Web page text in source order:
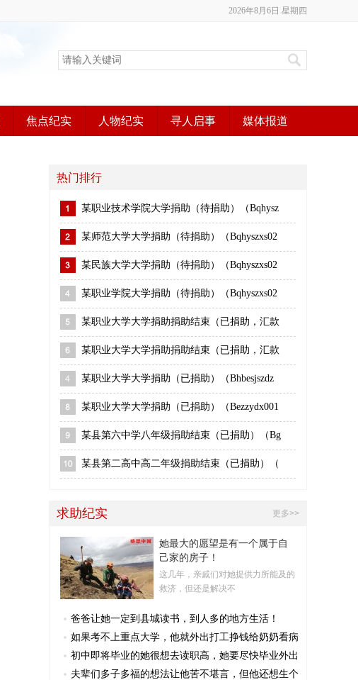
2026年8月6日 星期四
焦点纪实 人物纪实 寻人启事 媒体报道
热门排行
某职业技术学院大学捐助（待捐助）（Bqhysz
某师范大学大学捐助（待捐助）（Bqhyszxs02
某民族大学大学捐助（待捐助）（Bqhyszxs02
某职业学院大学捐助（待捐助）（Bqhyszxs02
某职业大学大学捐助捐助结束（已捐助，汇款
某职业大学大学捐助捐助结束（已捐助，汇款
某职业大学大学捐助（已捐助）（Bhbesjszdz
某职业大学大学捐助（已捐助）（Bezzydx001
某县第六中学八年级捐助结束（已捐助）（Bg
某县第二高中高二年级捐助结束（已捐助）（
更多>>
求助纪实
她最大的愿望是有一个属于自
己家的房子！
这几年，亲戚们对她提供力所能及的
救济，但还是解决不
爸爸让她一定到县城读书，到人多的地方生活！
如果考不上重点大学，他就外出打工挣钱给奶奶看病
初中即将毕业的她很想去读职高，她要尽快毕业外出
夫辈们多子多福的想法让他苦不堪言，但他还想生个